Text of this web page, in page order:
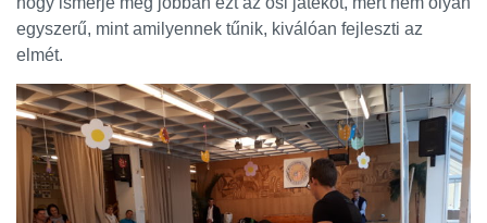
egyszerű, mint amilyennek tűnik, kiválóan fejleszti az
elmét.